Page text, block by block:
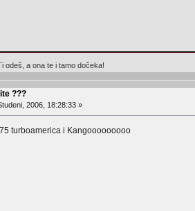
odeš, a ona te i tamo dočeka!
???
2006, 18:28:33 »
turboamerica i Kangooooooooo